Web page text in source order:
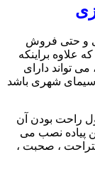
و حتی فروش
براینکه
تواند دارای
سیمای شهری باشد
راحت بودن آن
پیاده نصب می
، صحبت ،